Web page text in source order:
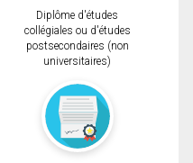
Diplôme d'études
collégiales ou d'études
postsecondaires (non
universitaires)